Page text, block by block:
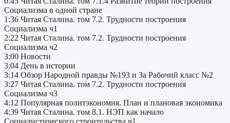
Социализма в одной стране
1:36 Читая Сталина. том 7.2. Трудности построения
Социализма ч1
2:22 Читая Сталина. том 7.2. Трудности построения
Социализма ч2
3:00 Новости
3:04 День в истории
3:14 Обзор Народной правды №193 и За Рабочий класс №2
3:27 Читая Сталина. том 7.2. Трудности построения
Социализма ч3
4:12 Популярная политэкономия. План и плановая экономика
4:39 Читая Сталина. том 8.1. НЭП как начало